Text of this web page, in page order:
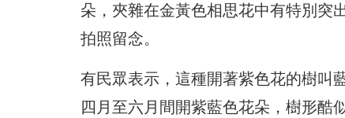
朵，夾雜在金黃色相思花中有特別突
拍照留念。
有民眾表示，這種開著紫色花的樹叫
四月至六月間開紫藍色花朵，樹形酷